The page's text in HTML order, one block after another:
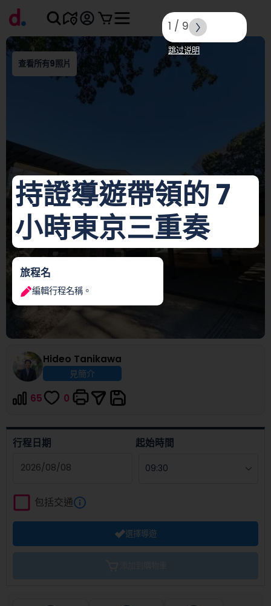
查看所有9照片
持證導遊帶領的 7
小時東京三重奏
旅程名
編輯行程名稱。
Hideo Tanikawa
見簡介
65 0
行程日期 起始時間
forward
to
interact
the
包括交通
選擇導遊
1 / 9
跳过说明